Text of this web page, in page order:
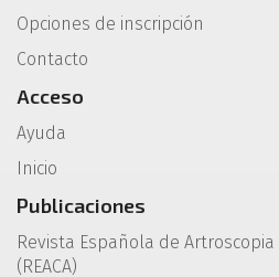
Opciones de inscripción
Contacto
Acceso
Ayuda
Inicio
Publicaciones
Revista Española de
(REACA)